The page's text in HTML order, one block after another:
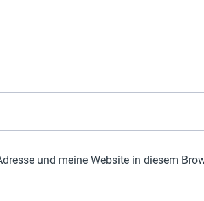
und meine Website in diesem